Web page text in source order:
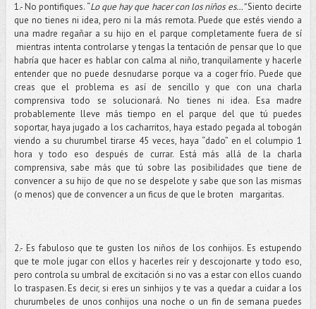
1.- No pontifiques. “Lo que hay que hacer con los niños es…”Siento decirte
que no tienes ni idea, pero ni la más remota. Puede que estés viendo a
una madre regañar a su hijo en el parque completamente fuera de sí
mientras intenta controlarse y tengas la tentación de pensar que lo que
habría que hacer es hablar con calma al niño, tranquilamente y hacerle
entender que no puede desnudarse porque va a coger frío. Puede que
creas que el problema es así de sencillo y que con una charla
comprensiva todo se solucionará. No tienes ni idea. Esa madre
probablemente lleve más tiempo en el parque del que tú puedes
soportar, haya jugado a los cacharritos, haya estado pegada al tobogán
viendo a su churumbel tirarse 45 veces, haya “dado” en el columpio 1
hora y todo eso después de currar. Está más allá de la charla
comprensiva, sabe más que tú sobre las posibilidades que tiene de
convencer a su hijo de que no se despelote y sabe que son las mismas
(o menos) que de convencer a un ficus de que le broten margaritas.
2.- Es fabuloso que te gusten los niños de los conhijos. Es estupendo
que te mole jugar con ellos y hacerles reír y descojonarte y todo eso,
pero controla su umbral de excitación si no vas a estar con ellos cuando
lo traspasen. Es decir, si eres un sinhijos y te vas a quedar a cuidar a los
churumbeles de unos conhijos una noche o un fin de semana puedes